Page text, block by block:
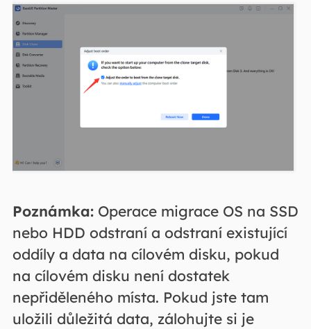
Poznámka:Operace migrace OS na SSD
nebo HDD odstraní a odstraní existující
oddíly a data na cílovém disku, pokud
na cílovém disku není dostatek
nepřiděleného místa. Pokud jste tam
uložili důležitá data, zálohujte si je